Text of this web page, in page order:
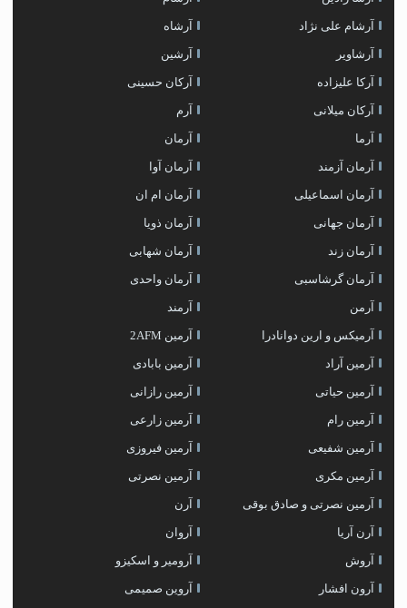
آرشام علی نژاد آرشاه
آرشاویر آرشین
آرکا علیزاده آرکان حسینی
آرکان میلانی آرم
آرما آرمان
آرمان آزمند آرمان آوا
آرمان اسماعیلی آرمان ام ان
آرمان جهانی آرمان ذویا
آرمان زند آرمان شهابی
آرمان گرشاسبی آرمان واحدی
آرمن آرمند
آرمیکس و ارین دوانادرا آرمین 2AFM
آرمین آراد آرمین بابادی
آرمین حیاتی آرمین رازانی
آرمین رام آرمین زارعی
آرمین شفیعی آرمین فیروزی
آرمین مکری آرمین نصرتی
آرمین نصرتی و صادق بوقی آرن
آرن آریا آروان
آروش آرومیر و اسکیزو
آرون افشار آروین صمیمی